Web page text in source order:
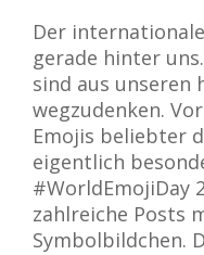
Der
gerade hinter
sind aus unseren
wegzudenken.
Emojis beliebter
eigentlich
#WorldEmojiDay
zahlreiche Posts
Symbolbildchen.